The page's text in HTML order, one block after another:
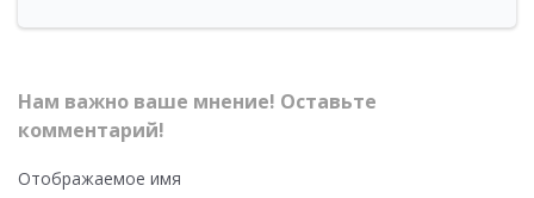
Нам важно ваше мнение! Оставьте
комментарий!
Отображаемое имя